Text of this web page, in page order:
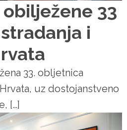
33
i
33. obljetnica
uz dostojanstveno
[…]